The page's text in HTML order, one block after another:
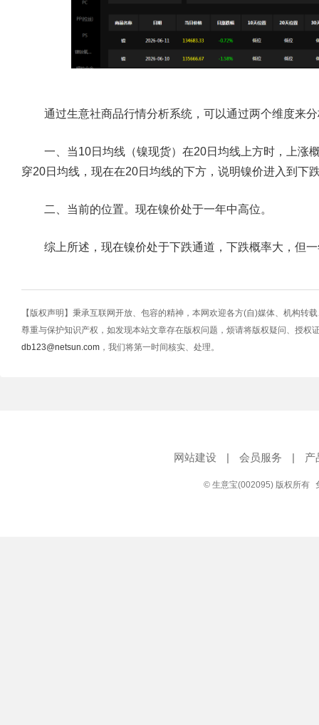
通过生意社商品行情分析系统，可以通过两个维度来
一、当10日均线（镍现货）在20日均线上方时，上涨
穿20日均线，现在在20日均线的下方，说明镍价进入到下
二、当前的位置。现在镍价处于一年中高位。
综上所述，现在镍价处于下跌通道，下跌概率大，但一
【版权声明】秉承互联网开放、包容的精神，本网欢迎各方(自)媒体、机构转
尊重与保护知识产权，如发现本站文章存在版权问题，烦请将版权疑问、授权
db123@netsun.com ，我们将第一时间核实、处理。
网站建设 | 会员服务 | 产
© 生意宝(002095) 版权所有